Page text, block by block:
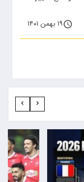
۱۹ بهمن ۱۴۰۱